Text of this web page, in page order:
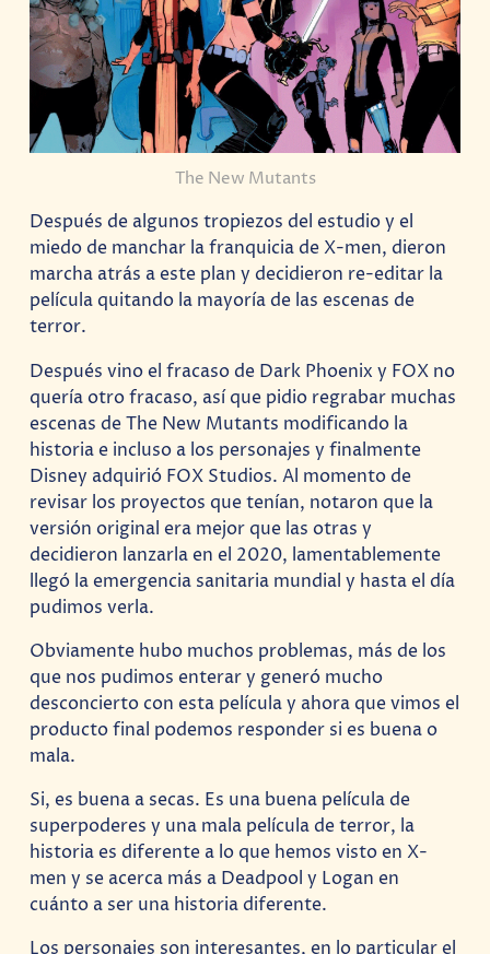
The New Mutants
Después de algunos tropiezos del estudio y el
miedo de manchar la franquicia de X-men, dieron
marcha atrás a este plan y decidieron re-editar la
película quitando la mayoría de las escenas de
terror.
Después vino el fracaso de Dark Phoenix y FOX no
quería otro fracaso, así que pidio regrabar muchas
escenas de The New Mutants modificando la
historia e incluso a los personajes y finalmente
Disney adquirió FOX Studios. Al momento de
revisar los proyectos que tenían, notaron que la
versión original era mejor que las otras y
decidieron lanzarla en el 2020, lamentablemente
llegó la emergencia sanitaria mundial y hasta el día
pudimos verla.
Obviamente hubo muchos problemas, más de los
que nos pudimos enterar y generó mucho
desconcierto con esta película y ahora que vimos el
producto final podemos responder si es buena o
mala.
Si, es buena a secas. Es una buena película de
superpoderes y una mala película de terror, la
historia es diferente a lo que hemos visto en X-
men y se acerca más a Deadpool y Logan en
cuánto a ser una historia diferente.
Los personajes son interesantes, en lo particular el